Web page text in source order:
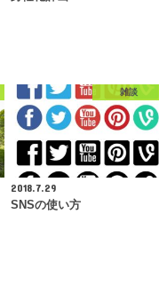
雑談
2018.7.29
SNSの使い方